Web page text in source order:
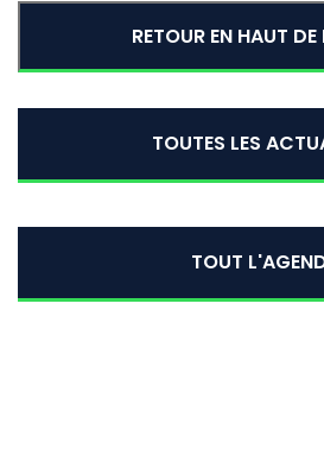
RETOUR EN HAUT DE
TOUTES LES
TOUT